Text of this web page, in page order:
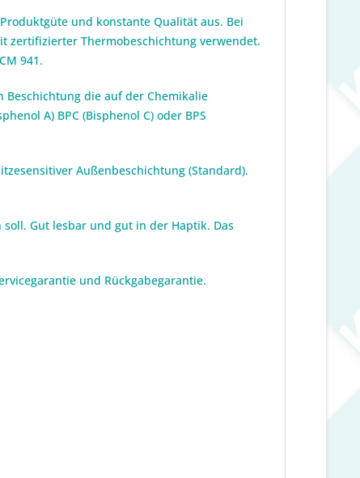
und konstante Qualität aus. Bei
zertifizierter Thermobeschichtung verwendet.
941.
Beschichtung die auf der Chemikalie
A) BPC (Bisphenol C) oder BPS
Außenbeschichtung (Standard).
Gut lesbar und gut in der Haptik. Das
und Rückgabegarantie.